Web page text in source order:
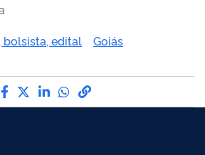
bolsista, edital Goiás
Compartilhe por Facebook
Compartilhe por Twitter
Compartilhe por
Compartilhe por
link para Copiar